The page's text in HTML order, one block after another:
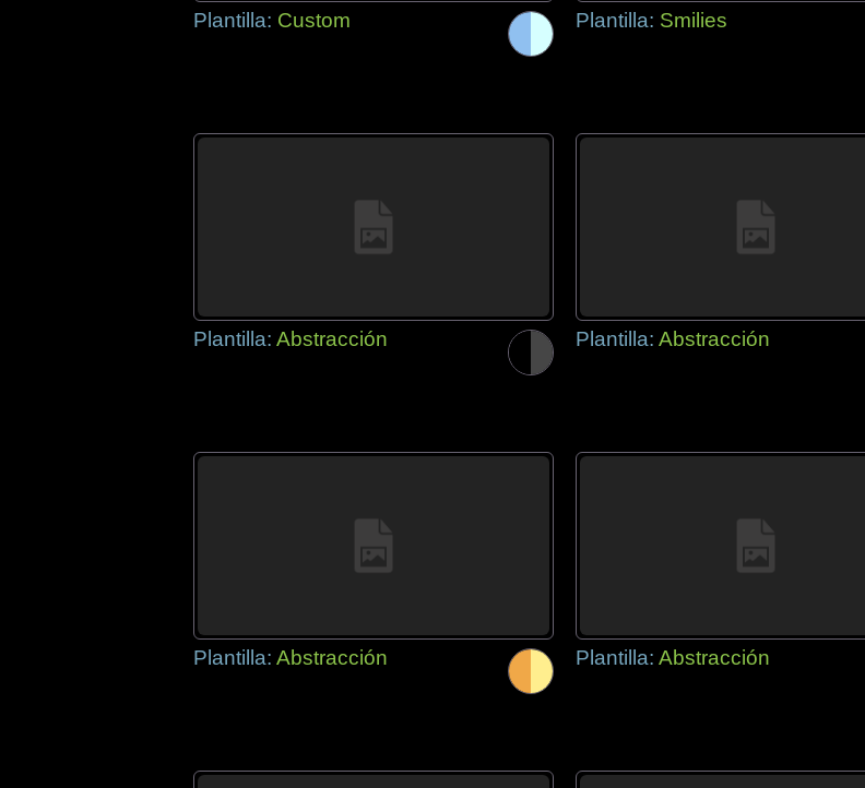
Plantilla: Custom Plantilla: Smilies
Plantilla: Abstracción Plantilla: Abstracción
Plantilla: Abstracción Plantilla: Abstracción